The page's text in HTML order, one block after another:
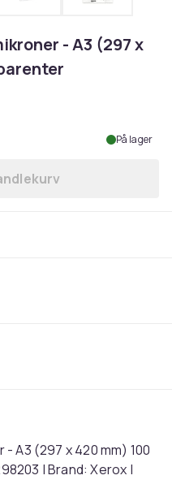
- A3 (297 x
På lager
Xerox Universal -
A3 (297 x 420 mm) 100
| Brand: Xerox |